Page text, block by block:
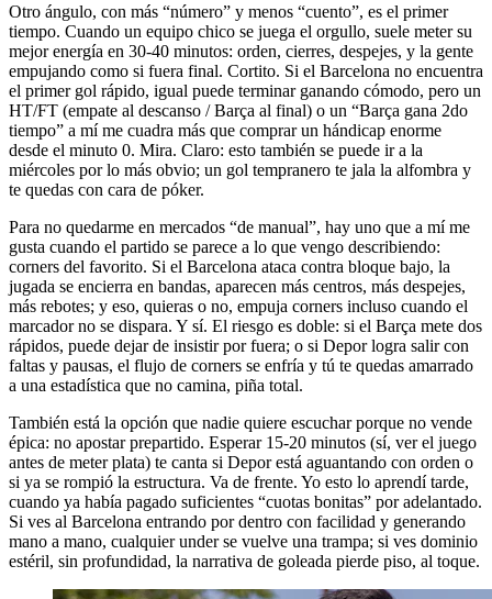
Otro ángulo, con más “número” y menos “cuento”, es el primer
tiempo. Cuando un equipo chico se juega el orgullo, suele meter su
mejor energía en 30-40 minutos: orden, cierres, despejes, y la gente
empujando como si fuera final. Cortito. Si el Barcelona no encuentra
el primer gol rápido, igual puede terminar ganando cómodo, pero un
HT/FT (empate al descanso / Barça al final) o un “Barça gana 2do
tiempo” a mí me cuadra más que comprar un hándicap enorme
desde el minuto 0. Mira. Claro: esto también se puede ir a la
miércoles por lo más obvio; un gol tempranero te jala la alfombra y
te quedas con cara de póker.
Para no quedarme en mercados “de manual”, hay uno que a mí me
gusta cuando el partido se parece a lo que vengo describiendo:
corners del favorito. Si el Barcelona ataca contra bloque bajo, la
jugada se encierra en bandas, aparecen más centros, más despejes,
más rebotes; y eso, quieras o no, empuja corners incluso cuando el
marcador no se dispara. Y sí. El riesgo es doble: si el Barça mete dos
rápidos, puede dejar de insistir por fuera; o si Depor logra salir con
faltas y pausas, el flujo de corners se enfría y tú te quedas amarrado
a una estadística que no camina, piña total.
También está la opción que nadie quiere escuchar porque no vende
épica: no apostar prepartido. Esperar 15-20 minutos (sí, ver el juego
antes de meter plata) te canta si Depor está aguantando con orden o
si ya se rompió la estructura. Va de frente. Yo esto lo aprendí tarde,
cuando ya había pagado suficientes “cuotas bonitas” por adelantado.
Si ves al Barcelona entrando por dentro con facilidad y generando
mano a mano, cualquier under se vuelve una trampa; si ves dominio
estéril, sin profundidad, la narrativa de goleada pierde piso, al toque.